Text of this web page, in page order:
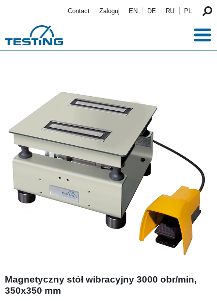
Contact Zaloguj EN DE RU PL
Magnetyczny stół wibracyjny 3000 obr/min,
350x350 mm